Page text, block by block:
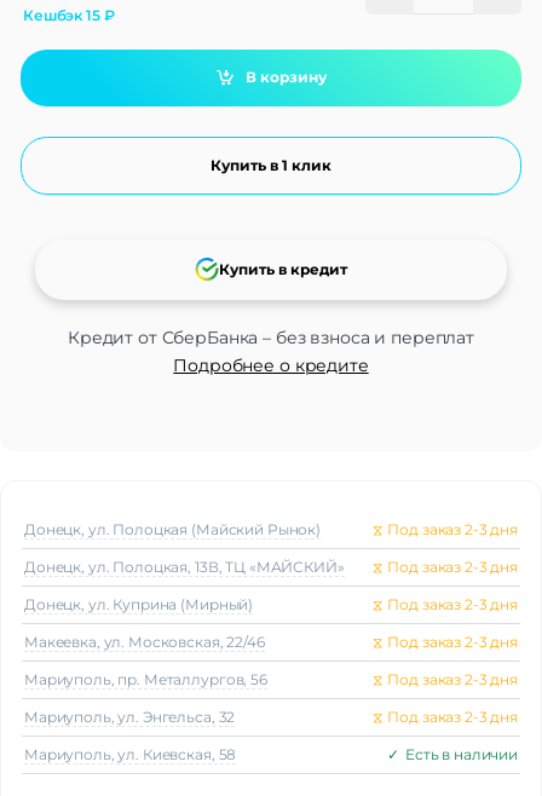
Кешбэк15₽
В корзину
Купить в 1 клик
Кредит от СберБанка – без взноса и переплат
Подробнее о кредите
Купить в кредит
Донецк, ул. Полоцкая (Майский Рынок) ⧖ Под заказ 2-3 дня
Донецк, ул. Полоцкая, 13В, ТЦ «МАЙСКИЙ» ⧖ Под заказ 2-3 дня
Донецк, ул. Куприна (Мирный) ⧖ Под заказ 2-3 дня
Макеeвка, ул. Московская, 22/46 ⧖ Под заказ 2-3 дня
Мариуполь, пр. Металлургов, 56 ⧖ Под заказ 2-3 дня
Мариуполь, ул. Энгельса, 32 ⧖ Под заказ 2-3 дня
Мариуполь, ул. Киевская, 58 ✓ Есть в наличии